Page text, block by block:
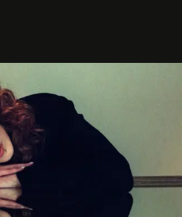
quadranti così